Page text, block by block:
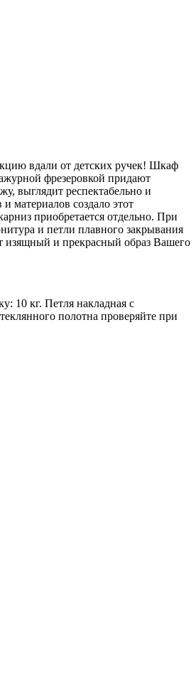
вдали от детских ручек! Шкаф
фрезеровкой придают
выглядит респектабельно и
материалов создало этот
приобретается отдельно. При
и петли плавного закрывания
изящный и прекрасный образ Вашего
10 кг. Петля накладная с
полотна проверяйте при